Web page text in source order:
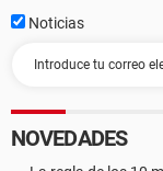
Noticias
NOVEDADES